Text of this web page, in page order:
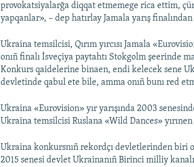
provokatsiyalarğa diqqat etmemege rica ettim,
yapqanlar», – dep hatırlay Jamala yarış
Ukraina temsilcisi, Qırım yırcısı Jamala
onıñ finalı İsveçiya paytahtı Stokgolm şeerinde
Konkurs qaidelerine binaen, endi kelecek sene
devletinde qabul ete bile, amma onıñ bunı red
Ukraina «Eurovision» yır yarışında 2003
Ukraina temsilcisi Ruslana «Wild Dances» yırınen
Ukraina konkursnıñ rekordçı devletlerinden biri
2015 senesi devlet Ukrainanıñ Birinci milliy